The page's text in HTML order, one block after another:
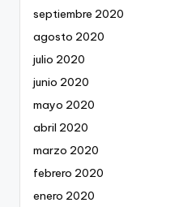
septiembre 2020
agosto 2020
julio 2020
junio 2020
mayo 2020
abril 2020
marzo 2020
febrero 2020
enero 2020